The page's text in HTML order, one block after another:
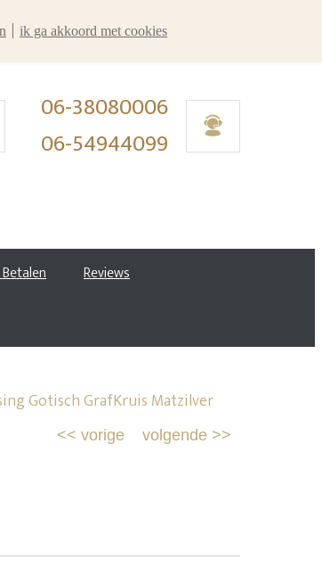
06-38080006
06-54944099
Reviews
Gotisch GrafKruis Matzilver
volgende >>
<< vorige
ik ga akkoord met cookies